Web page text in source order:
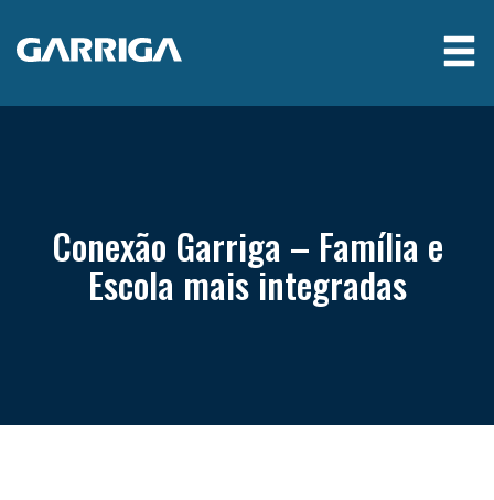
Conexão Garriga – Família e
Escola mais integradas